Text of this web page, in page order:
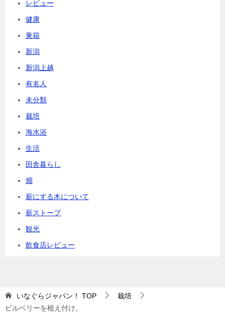
レビュー
健康
巣箱
新潟
新潟上越
有名人
未分類
栽培
海水浴
生活
田舎暮らし
畑
薪にする木について
薪ストーブ
観光
飲食店レビュー
いなぐらジャパン！ TOP
栽培
ビルベリーを植え付け。